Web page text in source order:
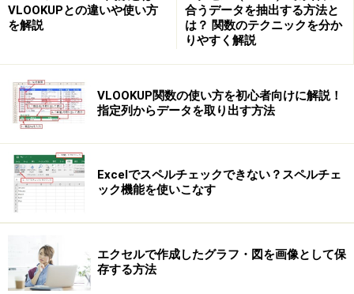
VLOOKUPとの違いや使い方
を解説
合うデータを抽出する方法と
は？ 関数のテクニックを分か
りやすく解説
VLOOKUP関数の使い方を初心者向けに解説！
指定列からデータを取り出す方法
Excelでスペルチェックできない？スペルチェ
ック機能を使いこなす
エクセルで作成したグラフ・図を画像として保
存する方法